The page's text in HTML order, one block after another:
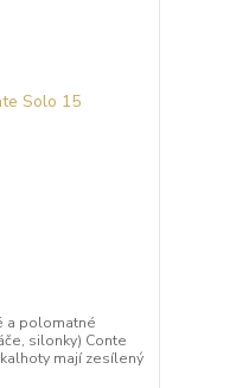
a polomatné
silonky) Conte
mají zesílený